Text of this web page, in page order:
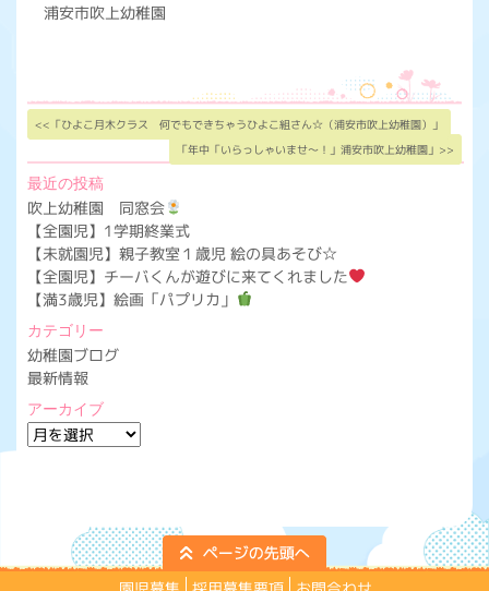
浦安市吹上幼稚園
<<「ひよこ月木クラス 何でもできちゃうひよこ組さん☆（浦安市吹上幼稚園）」
「年中「いらっしゃいませ〜！」浦安市吹上幼稚園」>>
最近の投稿
吹上幼稚園 同窓会
【全園児】1学期終業式
【未就園児】親子教室１歳児 絵の具あそび☆
【全園児】チーバくんが遊びに来てくれました
【満3歳児】絵画「パプリカ」
カテゴリー
幼稚園ブログ
最新情報
アーカイブ
ア